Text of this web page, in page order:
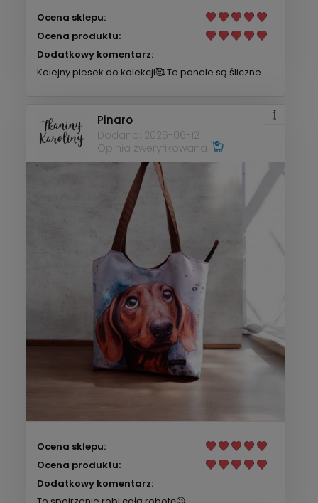
Ocena sklepu:
Ocena produktu:
Dodatkowy komentarz:
Kolejny piesek do kolekcji🥰.Te panele są śliczne.
Pinaro
Dodano: 2026-06-12
Opinia zweryfikowana
Ocena sklepu:
Ocena produktu:
Dodatkowy komentarz: